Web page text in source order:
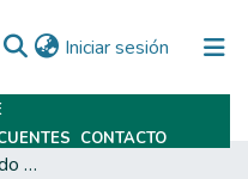
Iniciar sesión (current)
CONTACTO
Trabajos Finales De Grado Y Posgrado